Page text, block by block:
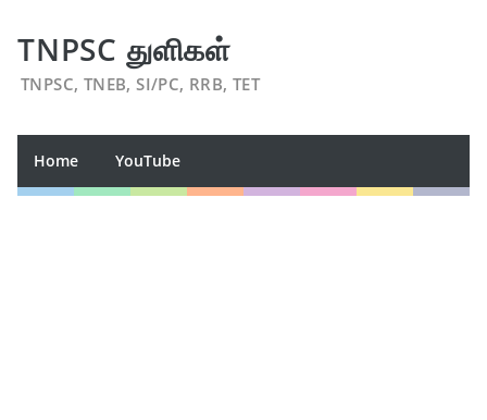
TNPSC துளிகள்
TNPSC, TNEB, SI/PC, RRB, TET
Home YouTube